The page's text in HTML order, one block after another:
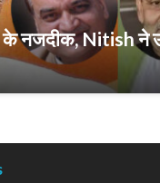
के नजदीक, Nitish ने